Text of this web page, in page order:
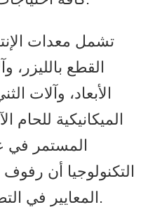
تشمل معدات
القطع بالليزر،
الأبعاد، وآلات
الميكانيكية للحام
المستمر في
التكنولوجيا أن
المعايير في التصميم والتصنيع والجودة.